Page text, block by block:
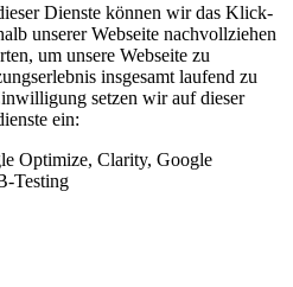
Dienste können wir das Klick-
unserer Webseite nachvollziehen
um unsere Webseite zu
insgesamt laufend zu
setzen wir auf dieser
ein:
Optimize, Clarity, Google
Testing